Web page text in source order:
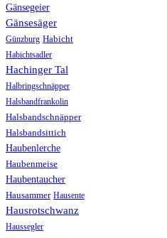
Gänsegeier
Gänsesäger
Günzburg Habicht
Habichtsadler
Hachinger Tal
Halbringschnäpper
Halsbandfrankolin
Halsbandschnäpper
Halsbandsittich
Haubenlerche
Haubenmeise
Haubentaucher
Hausammer Hausente
Hausrotschwanz
Haussegler